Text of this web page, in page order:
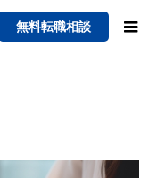
無料転職相談